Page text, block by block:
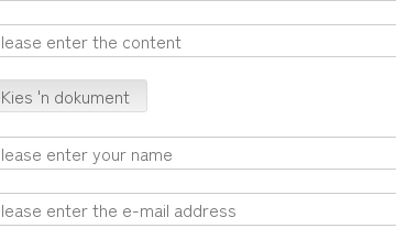
Kies 'n dokument